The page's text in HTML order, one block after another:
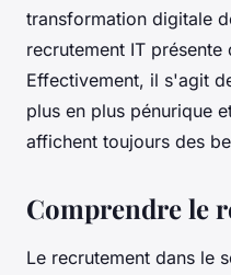
transformation digitale
recrutement IT
Effectivement, il s'agit
plus en plus pénurique
affichent toujours des
Comprendre le
Le recrutement dans le